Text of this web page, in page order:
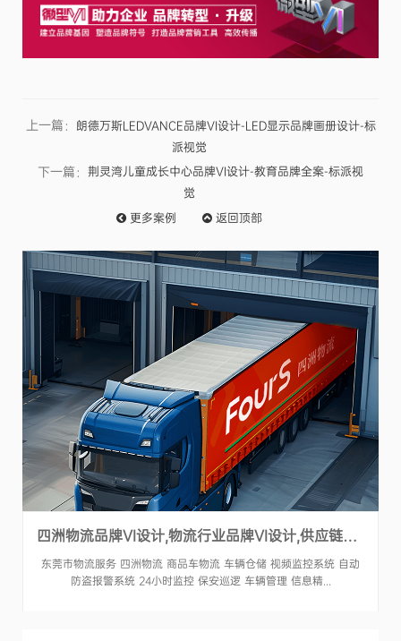
上一篇： 朗德万斯LEDVANCE品牌VI设计-LED显示品牌画册设计-标
派视觉
下一篇： 荆灵湾儿童成长中心品牌VI设计-教育品牌全案-标派视
觉
更多案例 返回顶部
四洲物流品牌VI设计,物流行业品牌VI设计,供应链品牌LOGO设计
东莞市物流服务 四洲物流 商品车物流 车辆仓储 视频监控系统 自动
防盗报警系统 24小时监控 保安巡逻 车辆管理 信息精...